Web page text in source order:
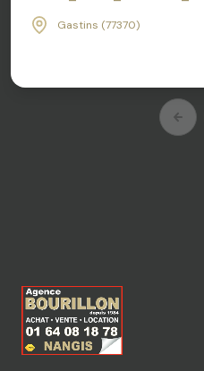
Gastins (77370)